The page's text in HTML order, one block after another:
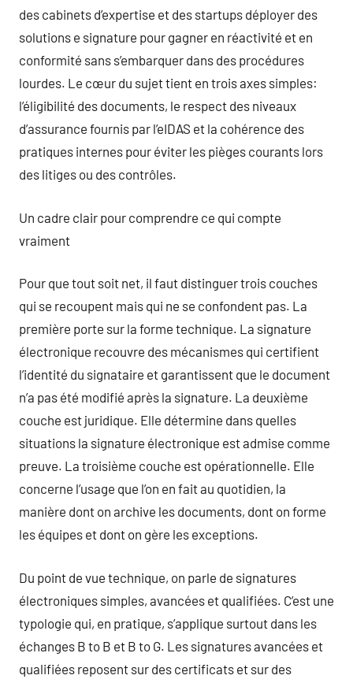
des cabinets d’expertise et des startups déployer des
solutions e signature pour gagner en réactivité et en
conformité sans s’embarquer dans des procédures
lourdes. Le cœur du sujet tient en trois axes simples:
l’éligibilité des documents, le respect des niveaux
d’assurance fournis par l’eIDAS et la cohérence des
pratiques internes pour éviter les pièges courants lors
des litiges ou des contrôles.
Un cadre clair pour comprendre ce qui compte
vraiment
Pour que tout soit net, il faut distinguer trois couches
qui se recoupent mais qui ne se confondent pas. La
première porte sur la forme technique. La signature
électronique recouvre des mécanismes qui certifient
l’identité du signataire et garantissent que le document
n’a pas été modifié après la signature. La deuxième
couche est juridique. Elle détermine dans quelles
situations la signature électronique est admise comme
preuve. La troisième couche est opérationnelle. Elle
concerne l’usage que l’on en fait au quotidien, la
manière dont on archive les documents, dont on forme
les équipes et dont on gère les exceptions.
Du point de vue technique, on parle de signatures
électroniques simples, avancées et qualifiées. C’est une
typologie qui, en pratique, s’applique surtout dans les
échanges B to B et B to G. Les signatures avancées et
qualifiées reposent sur des certificats et sur des